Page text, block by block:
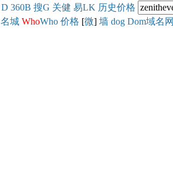
D 360B 搜G 关健 易LK 历史价格
名城 WhoWho 价格 [微] 墙 dog Dom域名网